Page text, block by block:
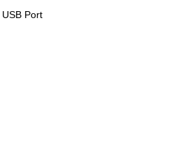
USB Port